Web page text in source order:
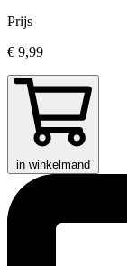
Prijs
€ 9,99
in winkelmand